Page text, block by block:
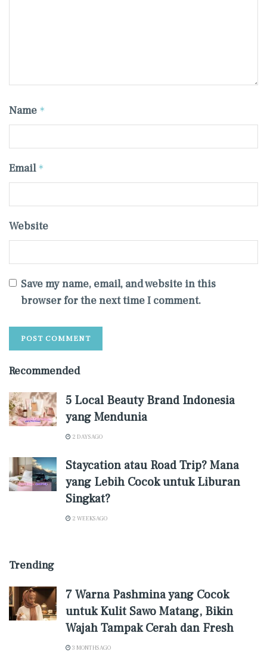
Name *
Email *
Website
Save my name, email, and website in this
browser for the next time I comment.
Recommended
5 Local Beauty Brand Indonesia
yang Mendunia
2 DAYS AGO
Staycation atau Road Trip? Mana
yang Lebih Cocok untuk Liburan
Singkat?
2 WEEKS AGO
Trending
7 Warna Pashmina yang Cocok
untuk Kulit Sawo Matang, Bikin
Wajah Tampak Cerah dan Fresh
3 MONTHS AGO